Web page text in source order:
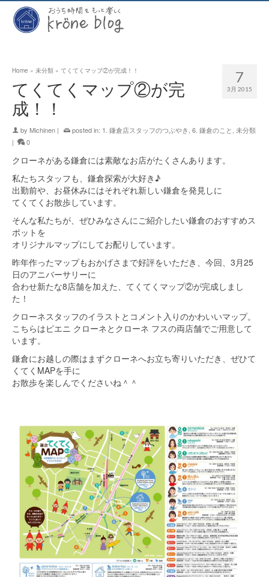
7
3月 2015
Home » 未分類 » てくてくマップ②が完成！！
てくてくマップ②が完
成！！
by Michinen | posted in: 1. 鎌倉店スタッフのつぶやき 6. 鎌倉のこと 未分類
|
0
クローネがある鎌倉には素敵なお店がたくさんあります。
私たちスタッフも、鎌倉探索が大好き♪
出勤前や、お昼休みにはそれぞれ新しい鎌倉を発見しに
てくてくお散歩しています。
そんな私たちが、ぜひみなさんにご紹介したい鎌倉のおすすめス
ポットを
オリジナルマップにしてお配りしています。
昨年作ったマップもおかげさまで好評をいただき、今回、3月25
日のアニバーサリーに
合わせ新たな8店舗を加えた、 てくてくマップ②が完成しまし
た！
クローネスタッフのイラストとコメント入りのかわいいマップ。
こちらはピエニ クローネとクローネ フスの両店舗でご用意して
います。
鎌倉にお越しの際はまずクローネへお立ち寄りいただき、ぜひて
くてくMAPを手に
お散歩を楽しんでくださいね＾＾